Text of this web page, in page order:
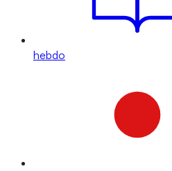
hebdo